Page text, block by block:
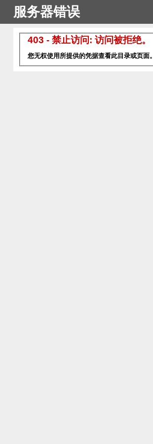
服务器错误
403 - 禁止访问: 访问被拒绝。
您无权使用所提供的凭据查看此目录或页面。